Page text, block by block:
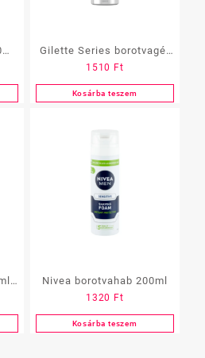
Gilette Series borotvagél
200ml
1510 Ft
Kosárba teszem
Nivea borotvahab 200ml
1320 Ft
Kosárba teszem